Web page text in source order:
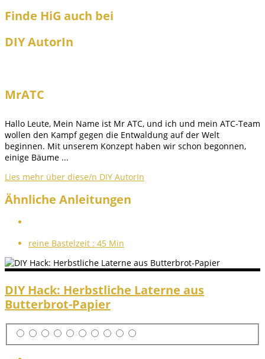
Finde HiG auch bei
DIY AutorIn
MrATC
Hallo Leute, Mein Name ist Mr ATC, und ich und mein ATC-Team
wollen den Kampf gegen die Entwaldung auf der Welt
beginnen. Mit unserem Konzept haben wir schon begonnen,
einige Bäume ...
Lies mehr über diese/n DIY AutorIn
Ähnliche Anleitungen
reine Bastelzeit : 45 Min
DIY Hack: Herbstliche Laterne aus
Butterbrot-Papier